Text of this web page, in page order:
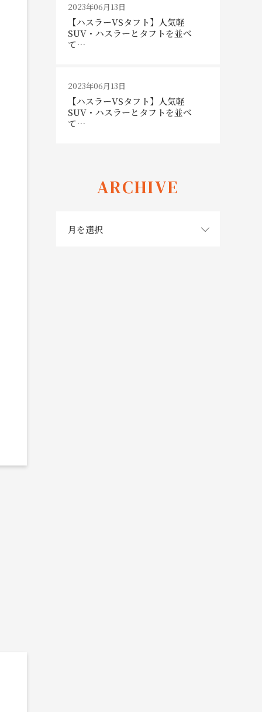
2023年06月13日
【ハスラーVSタフト】人気軽
SUV・ハスラーとタフトを並べ
て…
2023年06月13日
【ハスラーVSタフト】人気軽
SUV・ハスラーとタフトを並べ
て…
ARCHIVE